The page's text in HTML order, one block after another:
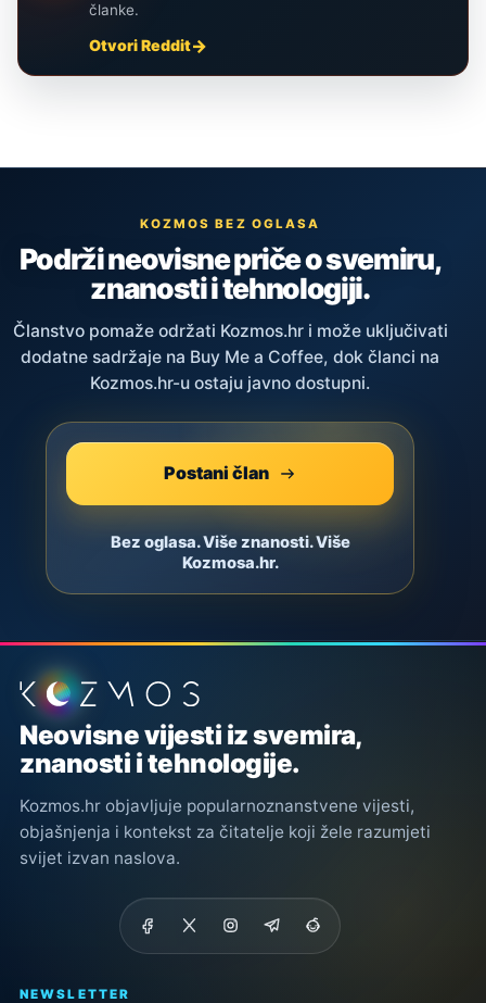
članke.
Otvori Reddit
KOZMOS BEZ OGLASA
Podrži neovisne priče o svemiru,
znanosti i tehnologiji.
Članstvo pomaže održati Kozmos.hr i može uključivati
dodatne sadržaje na Buy Me a Coffee, dok članci na
Kozmos.hr-u ostaju javno dostupni.
Postani član
Bez oglasa. Više znanosti. Više
Kozmosa.hr.
Podnožje stranice
Neovisne vijesti iz svemira,
znanosti i tehnologije.
Kozmos.hr objavljuje popularnoznanstvene vijesti,
objašnjenja i kontekst za čitatelje koji žele razumjeti
svijet izvan naslova.
NEWSLETTER